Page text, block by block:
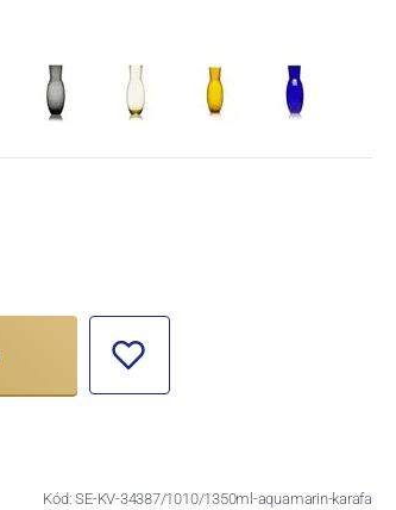
Kód: SE-KV-34387/1010/1350ml-aquamarin-karafa